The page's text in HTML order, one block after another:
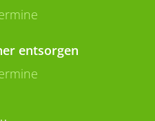
entsorgen